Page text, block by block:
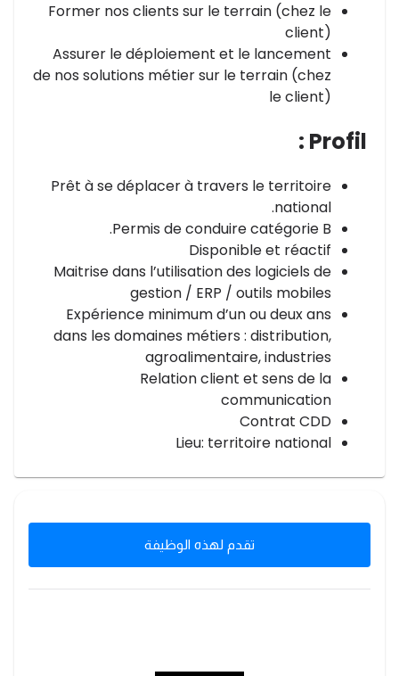
Former nos clients sur le terrain (chez le
client)
Assurer le déploiement et le lancement
de nos solutions métier sur le terrain (chez
le client)
Profil :
Prêt à se déplacer à travers le territoire
national.
Permis de conduire catégorie B.
Disponible et réactif
Maitrise dans l’utilisation des logiciels de
gestion / ERP / outils mobiles
Expérience minimum d’un ou deux ans
dans les domaines métiers : distribution,
agroalimentaire, industries
Relation client et sens de la
communication
Contrat CDD
Lieu: territoire national
تقدم لهذه الوظيفة